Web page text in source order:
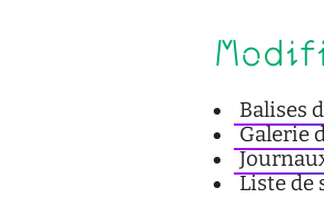
Balises
Galerie
Liste de